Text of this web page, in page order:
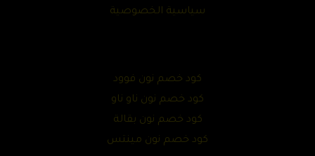
سياسية الخصوصية
كود خصم نون فوود
كود خصم نون ناو ناو
كود خصم نون بقالة
كود خصم نون مينتس